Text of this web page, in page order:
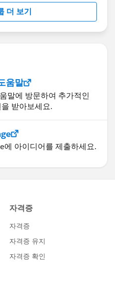
더 보기
움말
말에 방문하여 추가적인
받아보세요.
아이디어를 제출하세요.